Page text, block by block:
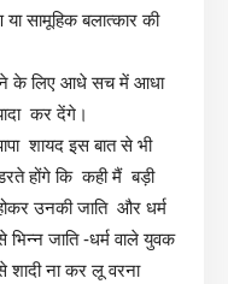
सामूहिक बलात्कार की
के लिए आधे सच में आधा
कर देंगे।
शायद इस बात से भी
होंगे कि कही मैं बड़ी
उनकी जाति और धर्म
भिन्न जाति -धर्म वाले युवक
शादी ना कर लू वरना